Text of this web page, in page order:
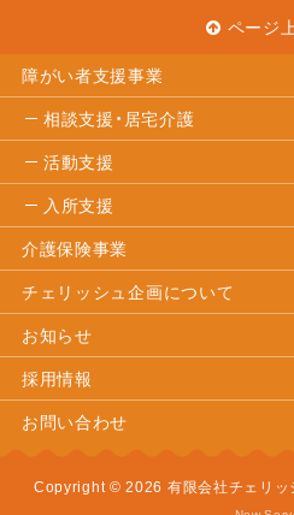
ページ
障がい者支援事業
相談支援・居宅介護
活動支援
入所支援
介護保険事業
チェリッシュ企画について
お知らせ
採用情報
お問い合わせ
Copyright © 2026 有限会社チェリ